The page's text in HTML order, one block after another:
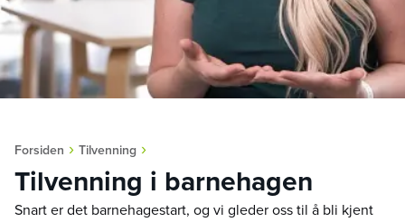
Forsiden › Tilvenning ›
Tilvenning i barnehagen
Snart er det barnehagestart, og vi gleder oss til å bli kjent